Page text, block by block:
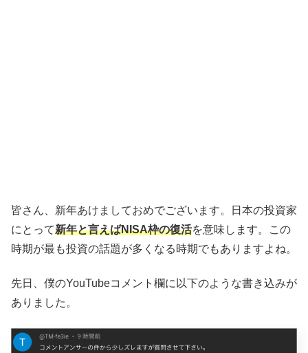
皆さん、新年あけましておめでございます。日本の投資家
にとって新年と言えばNISA枠の復活を意味します。この
時期が最も投資の話題が多くなる時期でもありますよね。
先日、僕のYouTubeコメント欄に以下のような書き込みが
ありました。